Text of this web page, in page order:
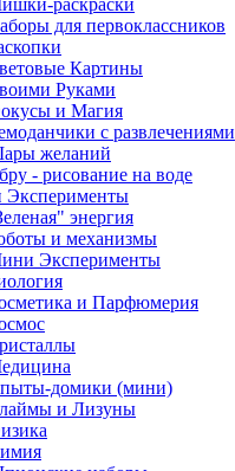
раскраски
для первоклассников
Картины
Руками
и Магия
с развлечениями
желаний
- рисование на воде
Эксперименты
энергия
и механизмы
Эксперименты
и Парфюмерия
домики (мини)
и Лизуны